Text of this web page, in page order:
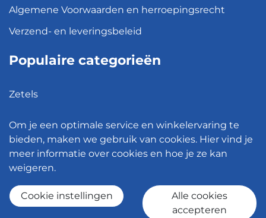
Algemene Voorwaarden en herroepingsrecht
Verzend- en leveringsbeleid
Populaire categorieën
Zetels
Hanglampen
Bureaustoelen
Om je een optimale service en winkelervaring te
bieden, maken we gebruik van cookies. Hier vind je
meer informatie over cookies en hoe je ze kan
weigeren.
Cookie instellingen
Alle cookies
accepteren